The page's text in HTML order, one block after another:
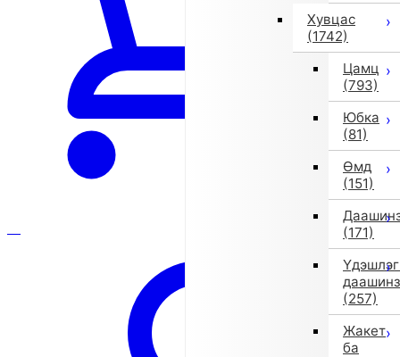
Хувцас
(1742)
Цамц
(793)
Юбка
(81)
Өмд
(151)
(171)
даашинз
(257)
Жакет
ба